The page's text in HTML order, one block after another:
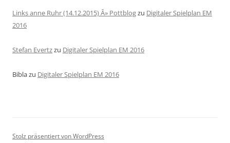
Links anne Ruhr (14.12.2015) Â» Pottblogzu Digitaler Spielplan EM
2016
Stefan Evertzzu Digitaler Spielplan EM 2016
Biblazu Digitaler Spielplan EM 2016
Stolz präsentiert von WordPress